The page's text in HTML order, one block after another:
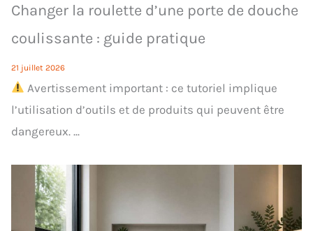
Changer la roulette d’une porte de douche
coulissante : guide pratique
21 juillet 2026
Avertissement important : ce tutoriel implique
l’utilisation d’outils et de produits qui peuvent être
dangereux. ...